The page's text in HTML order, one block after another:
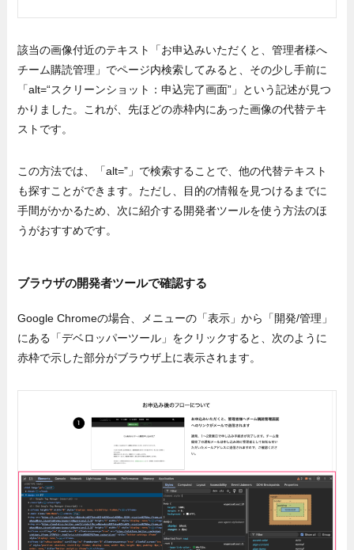
該当の画像付近のテキスト「お申込みいただくと、管理者様へ
チーム購読管理」でページ内検索してみると、その少し手前に
「alt=“スクリーンショット：申込完了画面”」という記述が見つ
かりました。これが、先ほどの赤枠内にあった画像の代替テキ
ストです。
この方法では、「alt=”」で検索することで、他の代替テキスト
も探すことができます。ただし、目的の情報を見つけるまでに
手間がかかるため、次に紹介する開発者ツールを使う方法のほ
うがおすすめです。
ブラウザの開発者ツールで確認する
Google Chromeの場合、メニューの「表示」から「開発/管理」
にある「デベロッパーツール」をクリックすると、次のように
赤枠で示した部分がブラウザ上に表示されます。